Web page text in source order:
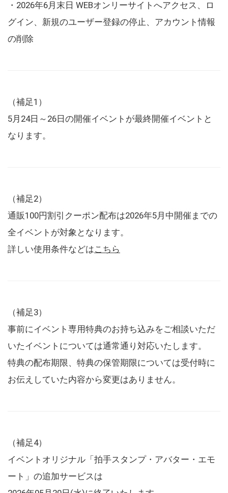
・2026年6月末日 WEBオンリーサイトへアクセス、ロ
グイン、新規のユーザー登録の停止、アカウント情報
の削除
（補足1）
5月24日～26日の開催イベントが最終開催イベントと
なります。
（補足2）
通販100円割引クーポン配布は2026年5月中開催までの
全イベントが対象となります。
詳しい使用条件などはこちら
（補足3）
事前にイベント専用特典のお持ち込みをご相談いただ
いたイベントについては通常通り対応いたします。
特典の配布期限、特典の保管期限については受付時に
お伝えしていた内容から変更はありません。
（補足4）
イベントオリジナル「拍手スタンプ・アバター・エモ
ート」の追加サービスは